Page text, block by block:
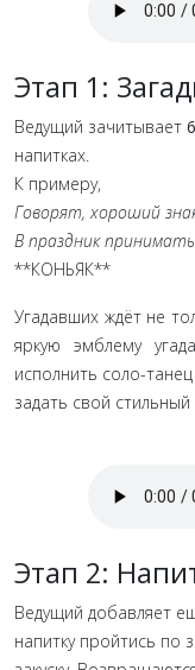
Этап 1:
Ведущий зачитывает
напитках.
К примеру,
Говорят, хороший
В праздник принимать...
**КОНЬЯК**
Угадавших ждёт не
яркую эмблему
исполнить соло-
задать свой стильный
Этап 2:
Ведущий добавляет
напитку пройтись по